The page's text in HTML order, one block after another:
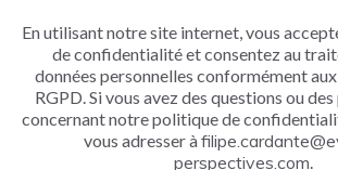
En utilisant notre site internet, vous
de confidentialité et consentez au
données personnelles conformément
RGPD. Si vous avez des questions ou
concernant notre politique de
vous adresser à
perspectives.com.